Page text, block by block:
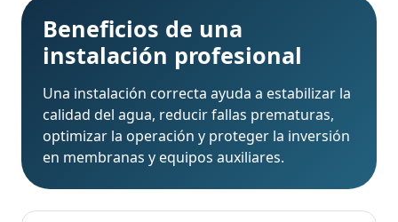
Beneficios de una
instalación profesional
Una instalación correcta ayuda a estabilizar la
calidad del agua, reducir fallas prematuras,
optimizar la operación y proteger la inversión
en membranas y equipos auxiliares.